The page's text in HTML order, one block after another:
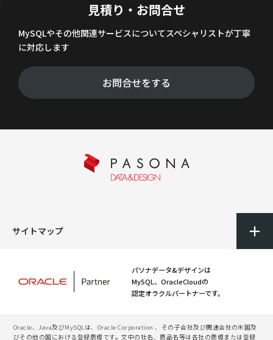
見積り・お問合せ
MySQLやその他関連サービスについてスペシャリストが丁寧
に対応します
お問合せをする
サイトマップ
パソナデータ&デザインは
MySQL、OracleCloudの
認定オラクルパートナーです。
Oracle、Java及びMySQLは、Oracle Corporation 、その子会社及び関連会社の米国及
びその他の国における登録商標です。文中の社名、商品名等は各社の商標または登録